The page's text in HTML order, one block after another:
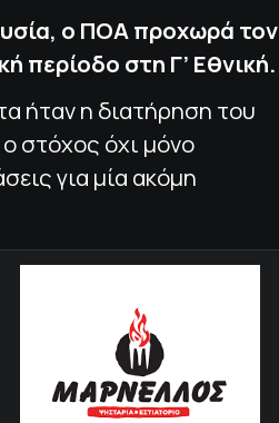
ο ΠΟΑ προχωρά τον
περίοδο στη Γ’ Εθνική.
ήταν η διατήρηση του
στόχος όχι μόνο
για μία ακόμη